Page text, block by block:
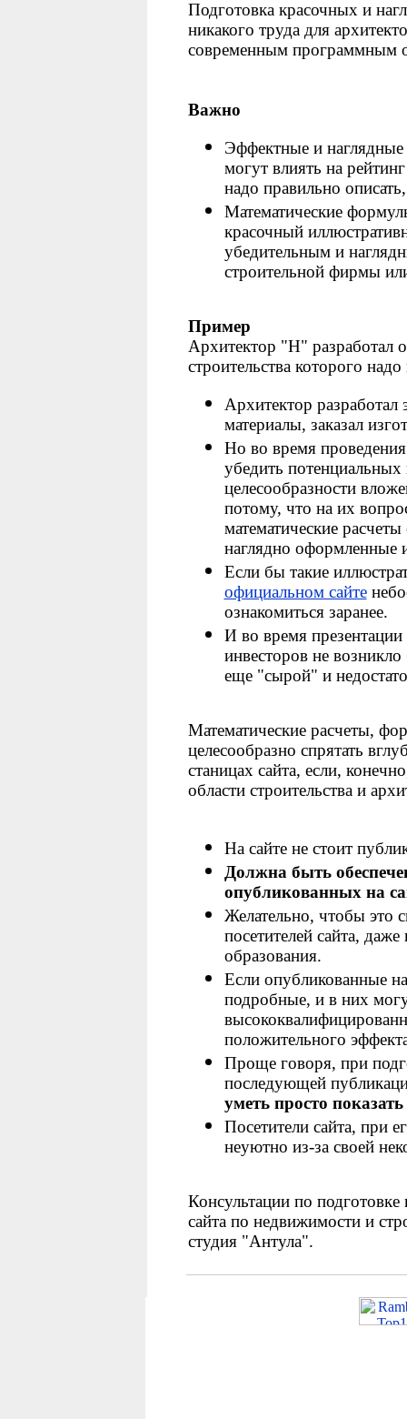
Подготовка красочных и
никакого труда для
современным программным
Важно
Эффектные и
могут влиять на
надо правильно
Математические
красочный
убедительным и
строительной фирмы
Пример
Архитектор "Н" разработал
строительства которого
Архитектор
материалы, заказал
Но во время проведения
убедить потенциальных
целесообразности
потому, что на их
математические
наглядно оформленные
Если бы такие
официальном сайте
ознакомиться заранее.
И во время
инвесторов не
еще "сырой" и
Математические расчеты,
целесообразно спрятать
станицах сайта, если,
области строительства и
На сайте не стоит
Должна быть
опубликованных на
Желательно, чтобы это
посетителей сайта,
образования.
Если опубликованные
подробные, и в них
положительного
Проще говоря, при
последующей
уметь просто
Посетители сайта, при
неуютно из-за своей
Консультации по
сайта по недвижимости и
студия "Антула".